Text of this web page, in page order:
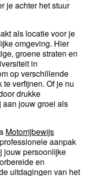
je achter het stuur
als locatie voor je
omgeving. Hier
groene straten en
in
op verschillende
verfijnen. Of je nu
drukke
aan jouw groei als
Motorrijbewijs
aanpak
jouw persoonlijke
en
uitdagingen van het